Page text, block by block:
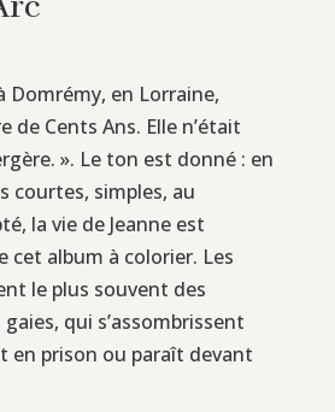
Domrémy, en Lorraine,
de Cents Ans. Elle n’était
». Le ton est donné : en
courtes, simples, au
la vie de Jeanne est
cet album à colorier. Les
le plus souvent des
qui s’assombrissent
en prison ou paraît devant